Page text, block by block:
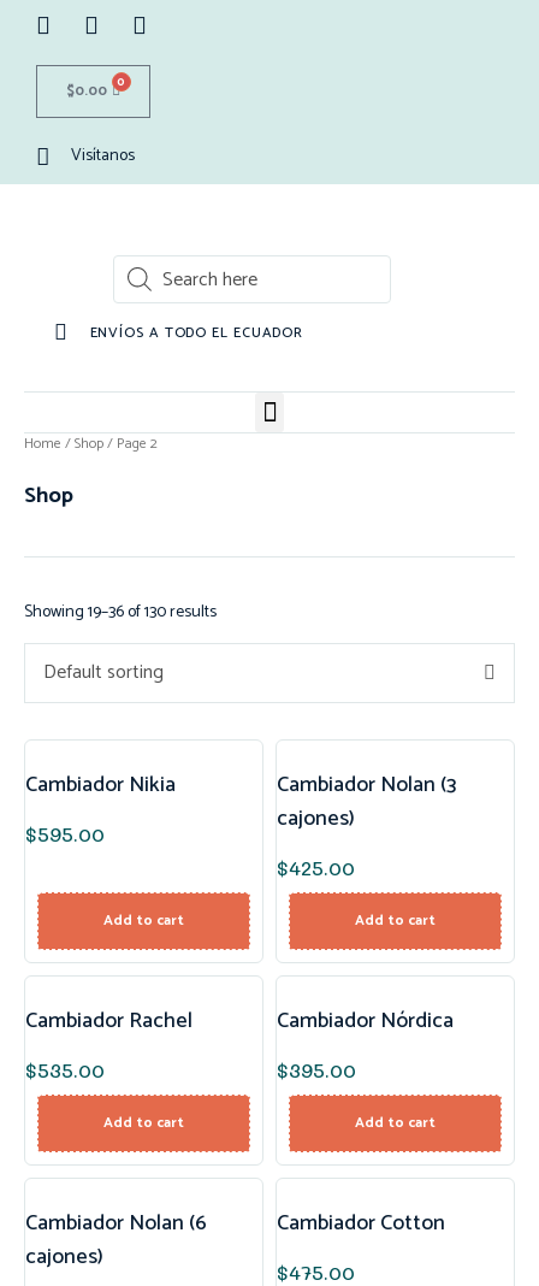
$0.00 0
Visítanos
ENVÍOS A TODO EL ECUADOR
Home /Shop/ Page 2
Shop
Showing 19–36 of 130 results
Default sorting
Cambiador Nikia
$595.00
Add to cart
Cambiador Nolan (3
cajones)
$425.00
Add to cart
Cambiador Rachel
$535.00
Add to cart
Cambiador Nórdica
$395.00
Add to cart
Cambiador Nolan (6
cajones)
Cambiador Cotton
$475.00